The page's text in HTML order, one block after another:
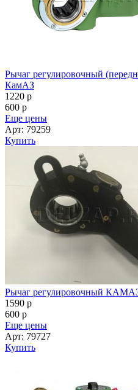
Рычаг регулировочный
КамАЗ
1220 p
600 p
Еще цены
Арт: 79259
Купить
Рычаг регулировочный
1590 p
600 p
Еще цены
Арт: 79727
Купить